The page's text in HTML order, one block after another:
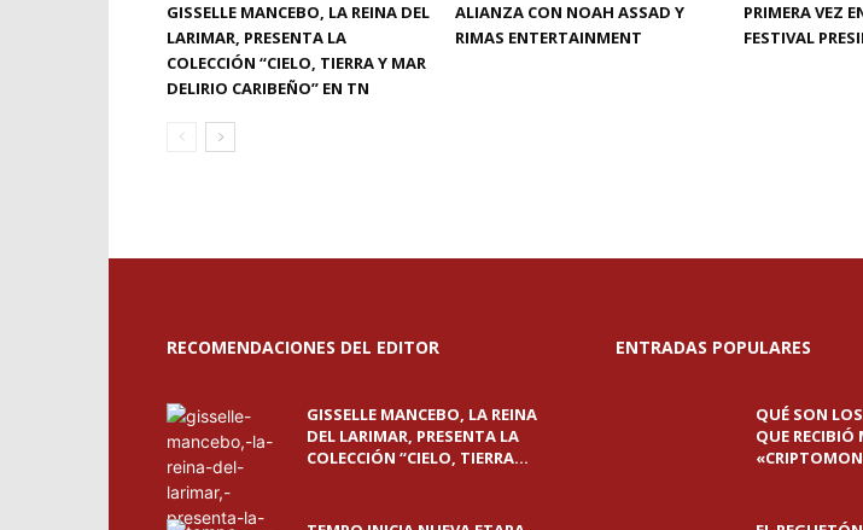
GISSELLE MANCEBO, LA REINA DEL
LARIMAR, PRESENTA LA
COLECCIÓN “CIELO, TIERRA Y MAR
DELIRIO CARIBEÑO” EN TN
ALIANZA CON NOAH ASSAD Y
RIMAS ENTERTAINMENT
PRIMERA VEZ
FESTIVAL
RECOMENDACIONES DEL EDITOR
GISSELLE MANCEBO, LA REINA
DEL LARIMAR, PRESENTA LA
COLECCIÓN “CIELO, TIERRA...
ENTRADAS POPULARES
QUÉ SON
QUE RECIBIÓ